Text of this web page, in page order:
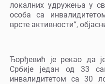
локалних удружења у
особа са
врсте активности“,
Ђорђевић је рекао да
Србије један од 33
инвалидитетом са 30